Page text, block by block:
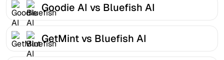
Goodie AI vs Bluefish AI
GetMint vs Bluefish AI